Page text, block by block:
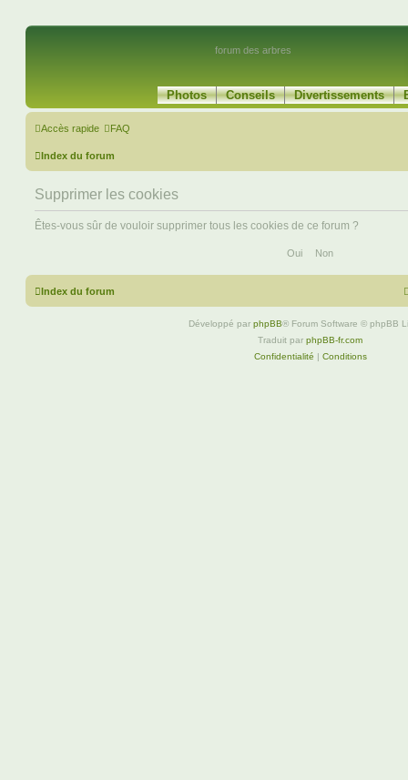
forum des arbres
Photos Conseils Divertissements
Accès rapide FAQ
Index du forum
Supprimer les cookies
Êtes-vous sûr de vouloir supprimer tous les cookies de ce forum ?
Index du forum
Développé par phpBB® Forum Software © phpBB
Traduit par phpBB-fr.com
Confidentialité | Conditions